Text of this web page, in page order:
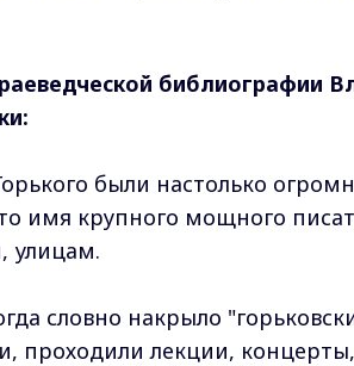
библиографии
были настолько
имя крупного мощного
улицам.
словно накрыло
проходили лекции,